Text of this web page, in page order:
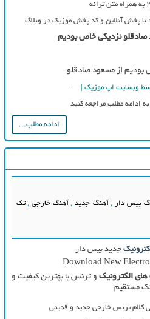
با پخش آنلاین و کد پخش موزیک در وبلاگ
صادقلو نزدیکی خاص بودیم
بودیم از مسعود صادقلو
وبسایت اپ موزیک |—–
ادامه مطلب مراجعه کنید
ادامه مطلب...
بیس دار , آهنگ جدید, آهنگ خارجی,تک
جدید بیس دار
Download New
الکترونیک و ترنس با بهترین کیفیت و
مستقیم